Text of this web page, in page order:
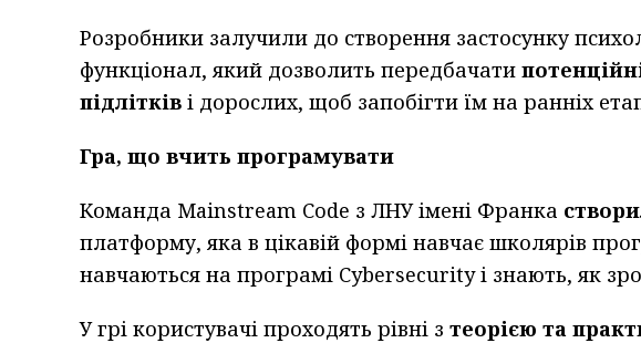
Розробники залучили до створення застосунку
функціонал, який дозволить передбачати
підлітків і дорослих, щоб запобігти їм на ранніх
Гра, що вчить програмувати
Команда Mainstream Code з ЛНУ імені Франка
платформу, яка в цікавій формі навчає школярів
навчаються на програмі Cybersecurity і знають, як
У грі користувачі проходять рівні з теорією та